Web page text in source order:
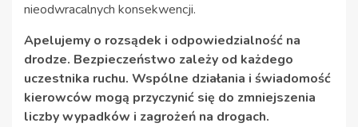
nieodwracalnych konsekwencji.
Apelujemy o rozsądek i odpowiedzialność na
drodze. Bezpieczeństwo zależy od każdego
uczestnika ruchu. Wspólne działania i świadomość
kierowców mogą przyczynić się do zmniejszenia
liczby wypadków i zagrożeń na drogach.